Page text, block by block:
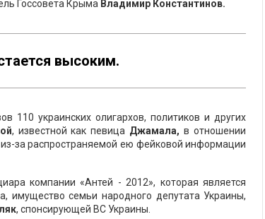
Госсовета Крыма Владимир Константинов.
высоким.
110 украинских олигархов, политиков и других
, известной как певица Джамала, в отношении
за распространяемой ею фейковой информации
компании «Антей - 2012», которая является
имущество семьи народного депутата Украины,
, спонсирующей ВС Украины.